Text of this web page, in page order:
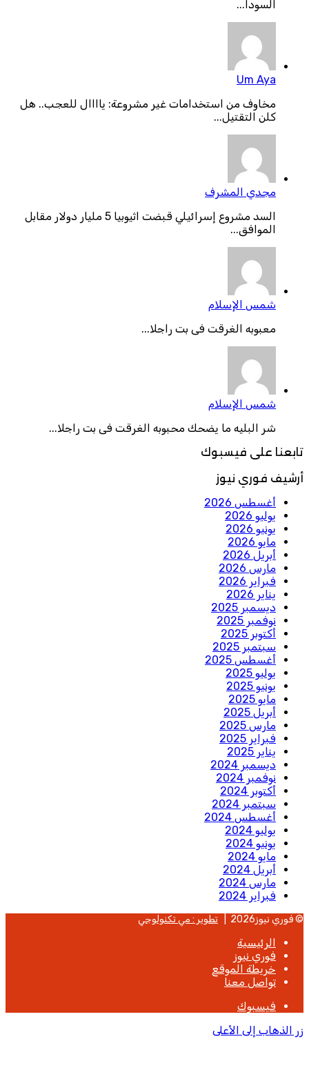
السودا...
Um Aya
مخاوف من استخدامات غير مشروعة: ياااال للعجب.. هل
كلن التقتيل...
مجدي المشرف
السد مشروع إسرائيلي قبضت اثيوبيا 5 مليار دولار مقابل
الموافق...
شمس الإسلام
معبوبه الغرقت فى بت راجلا...
شمس الإسلام
شر البليه ما يضحك محبوبه الغرقت فى بت راجلا...
تابعنا على فيسبوك
أرشيف فوري نيوز
أغسطس 2026
يوليو 2026
يونيو 2026
مايو 2026
أبريل 2026
مارس 2026
فبراير 2026
يناير 2026
ديسمبر 2025
نوفمبر 2025
أكتوبر 2025
سبتمبر 2025
أغسطس 2025
يوليو 2025
يونيو 2025
مايو 2025
أبريل 2025
مارس 2025
فبراير 2025
يناير 2025
ديسمبر 2024
نوفمبر 2024
أكتوبر 2024
سبتمبر 2024
أغسطس 2024
يوليو 2024
يونيو 2024
مايو 2024
أبريل 2024
مارس 2024
فبراير 2024
© فوري نيوز2026 | تطوير : مي تكنولوجي
الرئيسية
فوري نيوز
خريطة الموقع
تواصل معنا
فيسبوك
زر الذهاب إلى الأعلى